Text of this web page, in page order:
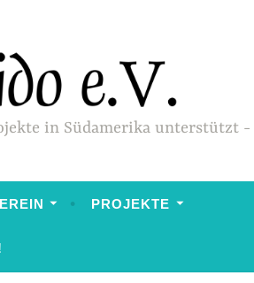
in Südamerika unterstützt
PROJEKTE